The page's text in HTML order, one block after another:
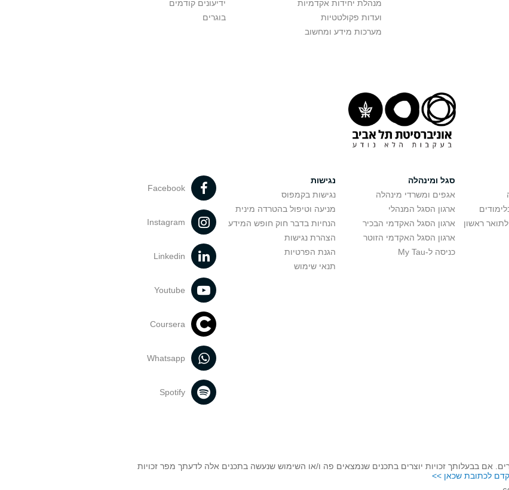
מנהלת יחידות אקדמיות
ועדות פקולטטיות
מערכות מידע ומחשוב
ידיעונים קודמים
בוגרים
ראשון
סגל ומינהלה
אגפים ומשרדי מינהלה
ארגון הסגל המנהלי
ארגון הסגל האקדמי הבכיר
ארגון הסגל האקדמי הזוטר
כניסה ל-My Tau
נגישות
נגישות בקמפוס
מניעה וטיפול בהטרדה מינית
הנחיות בדבר חוק חופש המידע
הצהרת נגישות
הגנת הפרטיות
תנאי שימוש
Facebook
Instagram
Linkedin
Youtube
Coursera
Whatsapp
Spotify
אם בבעלותך זכויות יוצרים בתכנים שנמצאים פה ו/או השימוש שנעשה בתכנים אלה לדעתך מפר זכויות
לכתובת שכאן >>